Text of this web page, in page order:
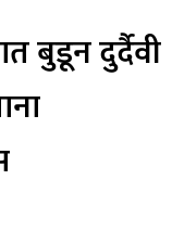
बुडून दुर्दैवी